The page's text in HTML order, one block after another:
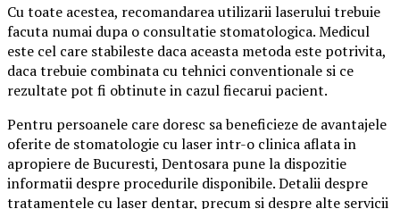
Cu toate acestea, recomandarea utilizarii laserului trebuie
facuta numai dupa o consultatie stomatologica. Medicul
este cel care stabileste daca aceasta metoda este potrivita,
daca trebuie combinata cu tehnici conventionale si ce
rezultate pot fi obtinute in cazul fiecarui pacient.
Pentru persoanele care doresc sa beneficieze de avantajele
oferite de stomatologie cu laser intr-o clinica aflata in
apropiere de Bucuresti, Dentosara pune la dispozitie
informatii despre procedurile disponibile. Detalii despre
tratamentele cu laser dentar, precum si despre alte servicii